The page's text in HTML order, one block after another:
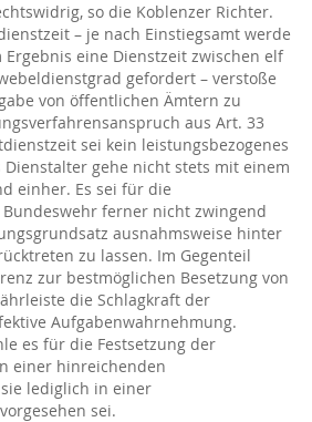
so die Koblenzer Richter.
– je nach Einstiegsamt werde
eine Dienstzeit zwischen elf
gefordert – verstoße
von öffentlichen Ämtern zu
aus Art. 33
sei kein leistungsbezogenes
gehe nicht stets mit einem
einher. Es sei für die
ferner nicht zwingend
ausnahmsweise hinter
zu lassen. Im Gegenteil
zur bestmöglichen Besetzung von
die Schlagkraft der
Aufgabenwahrnehmung.
es für die Festsetzung der
einer hinreichenden
lediglich in einer
sei.